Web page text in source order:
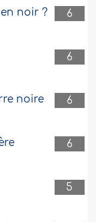
6
noir ?
6
6
noire
6
5